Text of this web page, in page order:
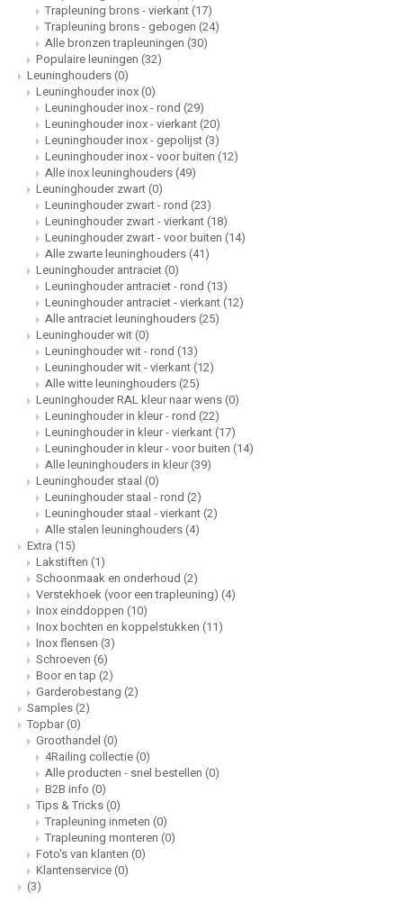
Trapleuning brons - vierkant(17)
Trapleuning brons - gebogen (24)
Alle bronzen trapleuningen (30)
Populaire leuningen (32)
Leuninghouders(0)
Leuninghouder inox(0)
Leuninghouder inox - rond (29)
Leuninghouder inox - vierkant(20)
Leuninghouder inox - gepolijst(3)
Leuninghouder inox - voor buiten (12)
Alle inox leuninghouders(49)
Leuninghouder zwart(0)
Leuninghouder zwart - rond (23)
Leuninghouder zwart - vierkant(18)
Leuninghouder zwart - voor buiten (14)
Alle zwarte leuninghouders(41)
Leuninghouder antraciet(0)
Leuninghouder antraciet - rond (13)
Leuninghouder antraciet - vierkant(12)
Alle antraciet leuninghouders(25)
Leuninghouder wit(0)
Leuninghouder wit - rond (13)
Leuninghouder wit - vierkant(12)
Alle witte leuninghouders(25)
Leuninghouder RAL kleur naar wens(0)
Leuninghouder in kleur - rond (22)
Leuninghouder in kleur - vierkant(17)
Leuninghouder in kleur - voor buiten (14)
Alle leuninghouders in kleur(39)
Leuninghouder staal (0)
Leuninghouder staal - rond (2)
Leuninghouder staal - vierkant(2)
Alle stalen leuninghouders(4)
Extra (15)
Lakstiften (1)
Schoonmaak en onderhoud (2)
Verstekhoek (voor een trapleuning) (4)
Inox einddoppen (10)
Inox bochten en koppelstukken (11)
Inox flensen (3)
Schroeven (6)
Boor en tap (2)
Garderobestang (2)
Samples(2)
Topbar(0)
Groothandel (0)
4Railing collectie(0)
Alle producten - snel bestellen (0)
B2B info (0)
Tips & Tricks(0)
Trapleuning inmeten (0)
Trapleuning monteren (0)
Foto's van klanten (0)
Klantenservice(0)
(3)